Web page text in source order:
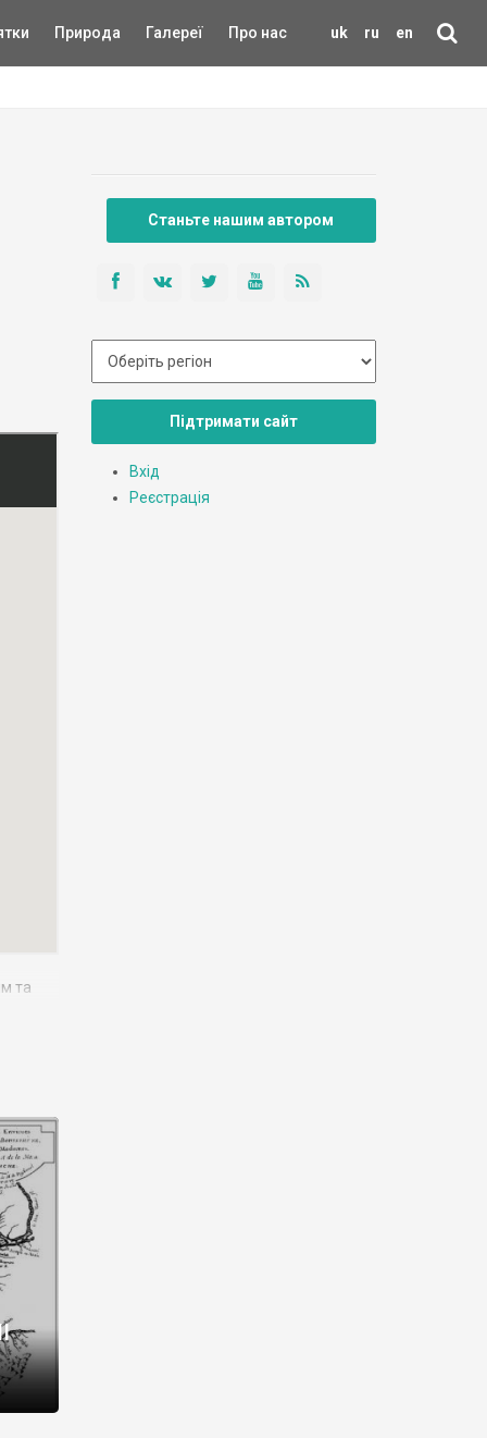
uk ru en
Природа Галереї Про нас
та
Станьте нашим автором
Підтримати сайт
Вхід
Реєстрація